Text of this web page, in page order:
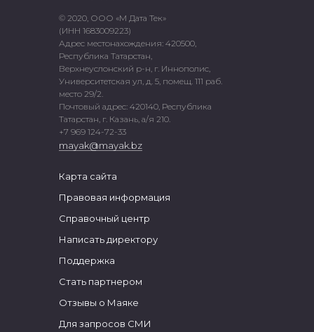
© 2020, ООО «М Дата Тек»
(ИНН 1683009223)
Адрес местонахождения: 420500,
Республика Татарстан,
Верхнеуслонский р-н, г. Иннополис,
Университетская ул, д. 5, помещ. 111 раб.
место 29/2.
Почтовый адрес: 420140, Республика
Татарстан, г. Казань, а/я 210.
+7 969 124-72-33
mayak@mayak.bz
Карта сайта
Правовая информация
Справочный центр
Написать директору
Поддержка
Стать партнером
Отзывы о Маяке
Для запросов СМИ